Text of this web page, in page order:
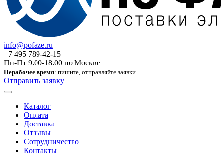
info@pofaze.ru
+7 495 789-42-15
Пн-Пт 9:00-18:00 по Москве
Нерабочее время: пишите, отправляйте заявки
Отправить заявку
Каталог
Оплата
Доставка
Отзывы
Сотрудничество
Контакты